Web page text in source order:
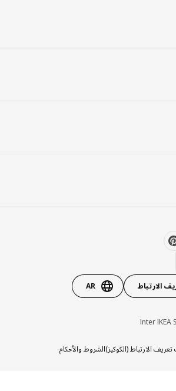
AR
الارتباط (الكوكيز)الشروط والأحكام